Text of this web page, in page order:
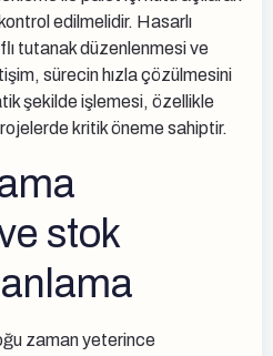
edilmelidir. Hasarlı
tutanak düzenlenmesi ve
sürecin hızla çözülmesini
şekilde işlemesi, özellikle
kritik öneme sahiptir.
stok
zaman yeterince